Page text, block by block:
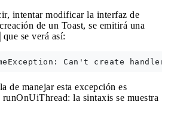
intentar modificar la interfaz de
de un Toast, se emitirá una
que se verá así:
de manejar esta excepción es
runOnUiThread: la sintaxis se muestra